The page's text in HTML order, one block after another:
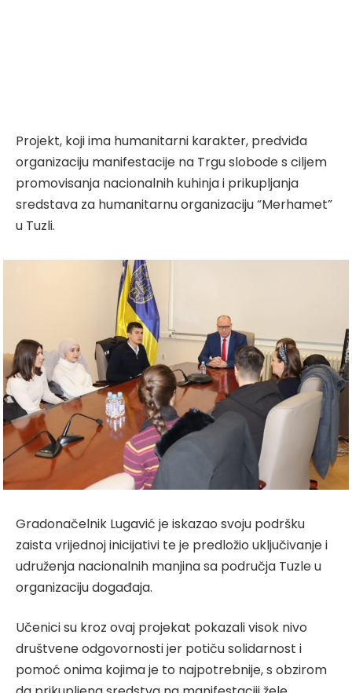
Projekt, koji ima humanitarni karakter, predviđa
organizaciju manifestacije na Trgu slobode s ciljem
promovisanja nacionalnih kuhinja i prikupljanja
sredstava za humanitarnu organizaciju “Merhamet”
u Tuzli.
Gradonačelnik Lugavić je iskazao svoju podršku
zaista vrijednoj inicijativi te je predložio uključivanje i
udruženja nacionalnih manjina sa područja Tuzle u
organizaciju događaja.
Učenici su kroz ovaj projekat pokazali visok nivo
društvene odgovornosti jer potiču solidarnost i
pomoć onima kojima je to najpotrebnije, s obzirom